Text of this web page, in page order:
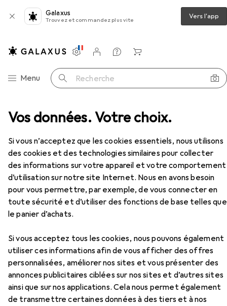
Vos données. Votre choix.
Si vous n’acceptez que les cookies essentiels, nous utilisons
des cookies et des technologies similaires pour collecter
des informations sur votre appareil et votre comportement
d’utilisation sur notre site Internet. Nous en avons besoin
pour vous permettre, par exemple, de vous connecter en
toute sécurité et d’utiliser des fonctions de base telles que
le panier d’achats.
Si vous acceptez tous les cookies, nous pouvons également
utiliser ces informations afin de vous afficher des offres
personnalisées, améliorer nos sites et vous présenter des
annonces publicitaires ciblées sur nos sites et d’autres sites
ainsi que sur nos applications. Cela nous permet également
de transmettre certaines données à des tiers et à nos
Galaxus
Trouvez et commandez plus vite Vers l'app
Navigation par catégorie
Menu Recherche
Paramètres
Compte client
Listes de comparaison
Listes d'envies
Panier
à papier + critérium Rotring Crayon à mine fine
Rotring Crayon à mine fine
0.50 mm, HB, 1x
Accessoires pour Rotring Crayon
à mine fine
Ici, vous trouverez des accessoires compatibles avec le
produit Rotring Crayon à mine fine des catégories
Gomme + correcteur, Taille-crayons et Mines de crayon.
Populaire Gomme + Correcteur Taille-Crayons